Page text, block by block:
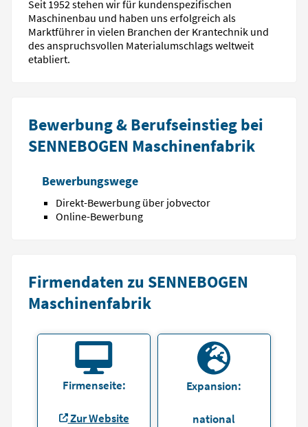
Seit 1952 stehen wir für kundenspezifischen
Maschinenbau und haben uns erfolgreich als
Marktführer in vielen Branchen der Krantechnik und
des anspruchsvollen Materialumschlags weltweit
etabliert.
Bewerbung & Berufseinstieg bei
SENNEBOGEN Maschinenfabrik
Bewerbungswege
Direkt-Bewerbung über jobvector
Online-Bewerbung
Firmendaten zu SENNEBOGEN
Maschinenfabrik
Firmenseite:
Zur Website
Expansion:
national